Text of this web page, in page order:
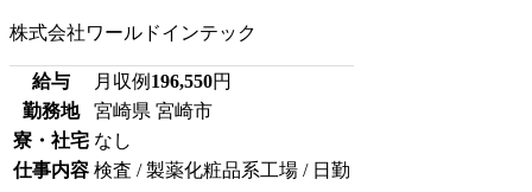
株式会社ワールドインテック
給与 月収例 196,550円
勤務地
宮崎県 宮崎市
寮・社宅 なし
仕事内容 検査 / 製薬化粧品系工場 / 日勤